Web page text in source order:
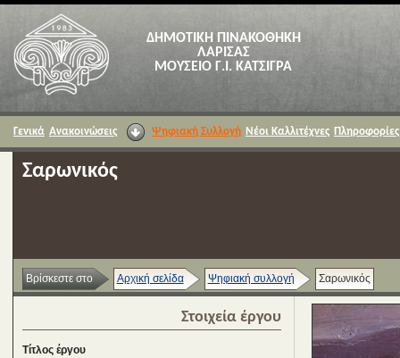
ΔΗΜΟΤΙΚΗ ΠΙΝΑΚΟΘΗΚΗ
ΛΑΡΙΣΑΣ
ΜΟΥΣΕΙΟ Γ.Ι. ΚΑΤΣΙΓΡΑ
Γενικά Ανακοινώσεις Ψηφιακή Συλλογή Νέοι Καλλιτέχνες Πληροφορίες
Σαρωνικός
Βρίσκεστε στο Αρχική σελίδα Ψηφιακή συλλογή Σαρωνικός
Στοιχεία έργου
Τίτλος έργου